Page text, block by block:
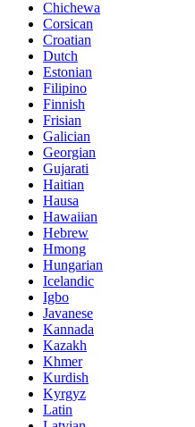
Chichewa
Corsican
Croatian
Dutch
Estonian
Filipino
Finnish
Frisian
Galician
Georgian
Gujarati
Haitian
Hausa
Hawaiian
Hebrew
Hmong
Hungarian
Icelandic
Igbo
Javanese
Kannada
Kazakh
Khmer
Kurdish
Kyrgyz
Latin